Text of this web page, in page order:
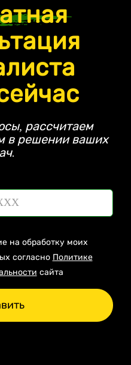
рассчитаем
в решении ваших
на обработку моих
согласно Политике
сайта